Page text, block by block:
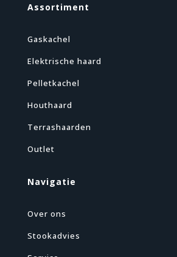
Assortiment
Gaskachel
Elektrische haard
Pelletkachel
Houthaard
Terrashaarden
Outlet
Navigatie
Over ons
Stookadvies